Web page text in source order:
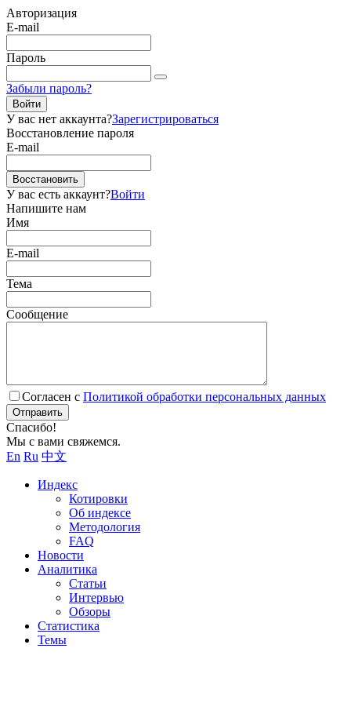
Авторизация
E-mail
Пароль
Забыли пароль?
Войти
У вас нет аккаунта?Зарегистрироваться
Восстановление пароля
E-mail
Восстановить
У вас есть аккаунт?Войти
Напишите нам
Имя
E-mail
Тема
Сообщение
Согласен с Политикой обработки персональных данных
Отправить
Спасибо!
Мы с вами свяжемся.
En Ru 中文
Индекс
Котировки
Об индексе
Методология
FAQ
Новости
Аналитика
Статьи
Интервью
Обзоры
Статистика
Темы